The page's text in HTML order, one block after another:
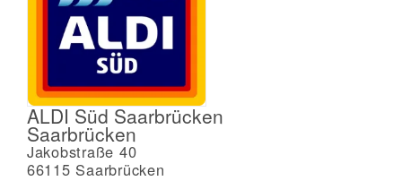
ALDI Süd Saarbrücken
Saarbrücken
Jakobstraße 40
66115 Saarbrücken